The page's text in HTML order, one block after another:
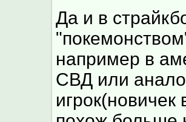
Да и в
например в
СВД или